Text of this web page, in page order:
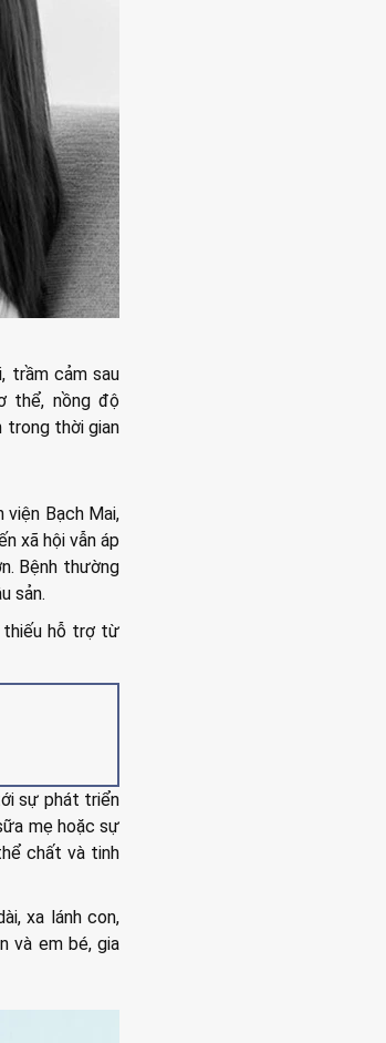
trầm cảm sau
thể, nồng độ
trong thời gian
viện Bạch Mai,
xã hội vẫn áp
Bệnh thường
sản.
thiếu hỗ trợ từ
sự phát triển
mẹ hoặc sự
chất và tinh
xa lánh con,
và em bé, gia